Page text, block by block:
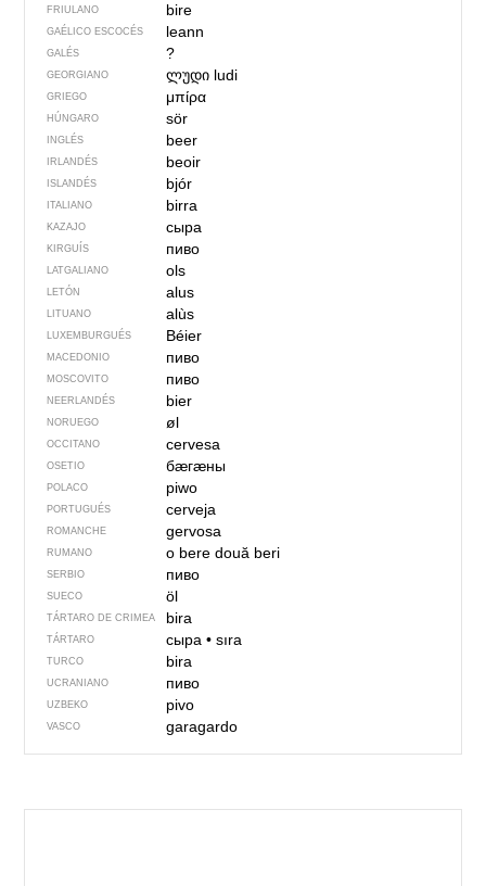
FRIULANO bire
GAÉLICO ESCOCÉS leann
GALÉS ?
GEORGIANO ლუდი ludi
GRIEGO μπίρα
HÚNGARO sör
INGLÉS beer
IRLANDÉS beoir
ISLANDÉS bjór
ITALIANO birra
KAZAJO сыра
KIRGUÍS пиво
LATGALIANO ols
LETÓN alus
LITUANO alùs
LUXEMBURGUÉS Béier
MACEDONIO пиво
MOSCOVITO пиво
NEERLANDÉS bier
NORUEGO øl
OCCITANO cervesa
OSETIO бӕгӕны
POLACO piwo
PORTUGUÉS cerveja
ROMANCHE gervosa
RUMANO o beredouă beri
SERBIO пиво
SUECO öl
TÁRTARO DE CRIMEA bira
TÁRTARO сыра• sıra
TURCO bira
UCRANIANO пиво
UZBEKO pivo
VASCO garagardo